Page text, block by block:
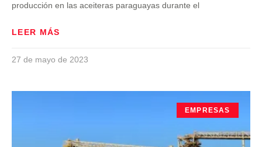
producción en las aceiteras paraguayas durante el
LEER MÁS
27 de mayo de 2023
EMPRESAS